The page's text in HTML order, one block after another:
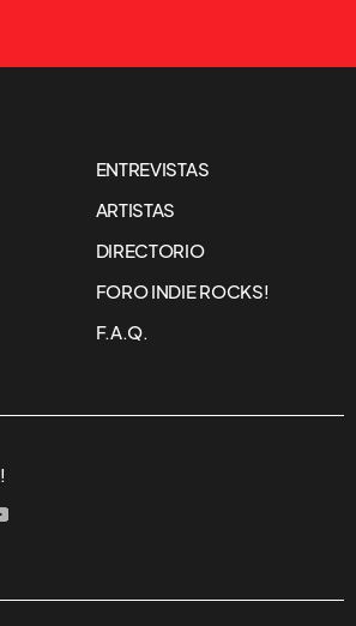
ENTREVISTAS
ARTISTAS
DIRECTORIO
FORO INDIE ROCKS!
F.A.Q.